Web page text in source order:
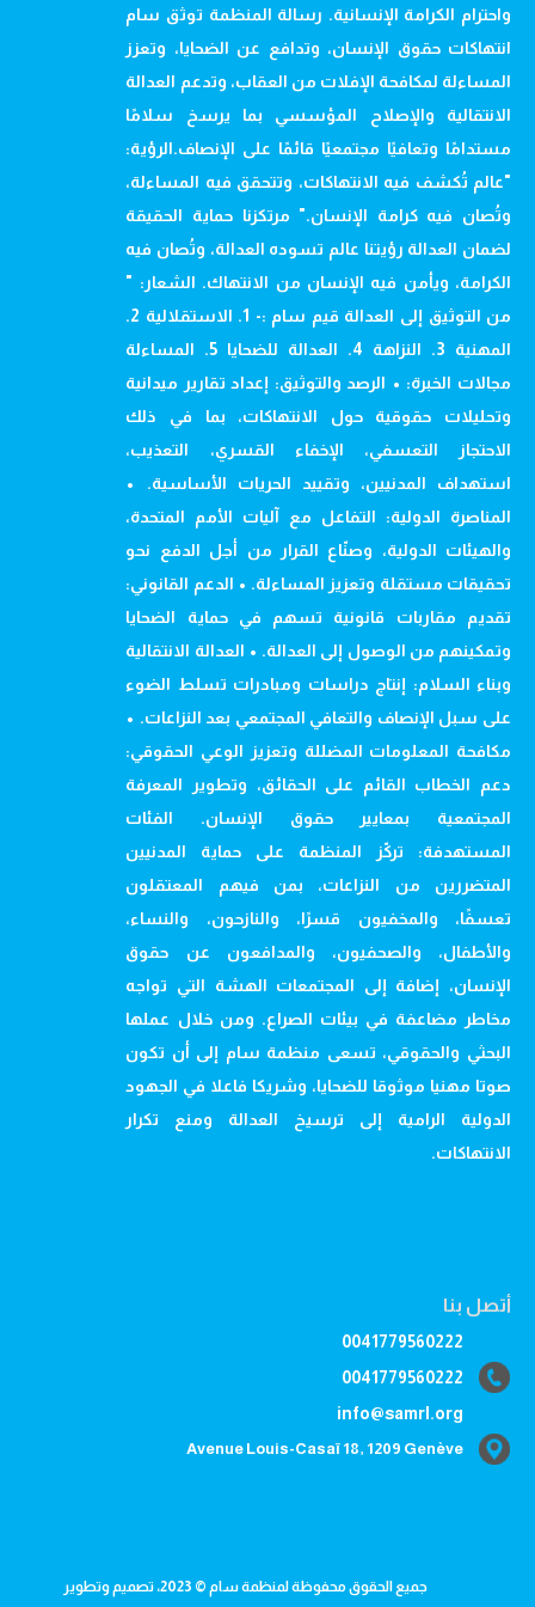
واحترام الكرامة الإنسانية. رسالة المنظمة توثق سام
انتهاكات حقوق الإنسان، وتدافع عن الضحايا، وتعزز
المساءلة لمكافحة الإفلات من العقاب، وتدعم العدالة
الانتقالية والإصلاح المؤسسي بما يرسخ سلامًا
مستدامًا وتعافيًا مجتمعيًا قائمًا على الإنصاف.الرؤية:
"عالم تُكشف فيه الانتهاكات، وتتحقق فيه المساءلة،
وتُصان فيه كرامة الإنسان." مرتكزنا حماية الحقيقة
لضمان العدالة رؤيتنا عالم تسوده العدالة، وتُصان فيه
الكرامة، ويأمن فيه الإنسان من الانتهاك. الشعار: "
من التوثيق إلى العدالة قيم سام :- 1. الاستقلالية 2.
المهنية 3. النزاهة 4. العدالة للضحايا 5. المساءلة
مجالات الخبرة: • الرصد والتوثيق: إعداد تقارير ميدانية
وتحليلات حقوقية حول الانتهاكات، بما في ذلك
الاحتجاز التعسفي، الإخفاء القسري، التعذيب،
استهداف المدنيين، وتقييد الحريات الأساسية. •
المناصرة الدولية: التفاعل مع آليات الأمم المتحدة،
والهيئات الدولية، وصنّاع القرار من أجل الدفع نحو
تحقيقات مستقلة وتعزيز المساءلة. • الدعم القانوني:
تقديم مقاربات قانونية تسهم في حماية الضحايا
وتمكينهم من الوصول إلى العدالة. • العدالة الانتقالية
وبناء السلام: إنتاج دراسات ومبادرات تسلط الضوء
على سبل الإنصاف والتعافي المجتمعي بعد النزاعات. •
مكافحة المعلومات المضللة وتعزيز الوعي الحقوقي:
دعم الخطاب القائم على الحقائق، وتطوير المعرفة
المجتمعية بمعايير حقوق الإنسان. الفئات
المستهدفة: تركّز المنظمة على حماية المدنيين
المتضررين من النزاعات، بمن فيهم المعتقلون
تعسفًا، والمخفيون قسرًا، والنازحون، والنساء،
والأطفال، والصحفيون، والمدافعون عن حقوق
الإنسان، إضافة إلى المجتمعات الهشة التي تواجه
مخاطر مضاعفة في بيئات الصراع. ومن خلال عملها
البحثي والحقوقي، تسعى منظمة سام إلى أن تكون
صوتا مهنيا موثوقا للضحايا، وشريكا فاعلا في الجهود
الدولية الرامية إلى ترسيخ العدالة ومنع تكرار
الانتهاكات.
أتصل بنا
0041779560222
0041779560222
info@samrl.org
Avenue Louis-Casaï 18, 1209 Genève
جميع الحقوق محفوظة لمنظمة سام © 2023، تصميم وتطوير